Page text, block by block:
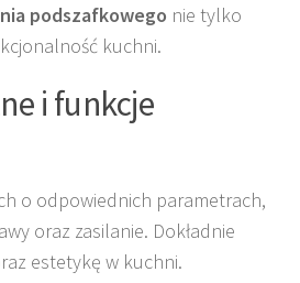
podszafkowego nie tylko
kuchni.
i funkcje
o odpowiednich parametrach,
oraz zasilanie. Dokładnie
estetykę w kuchni.